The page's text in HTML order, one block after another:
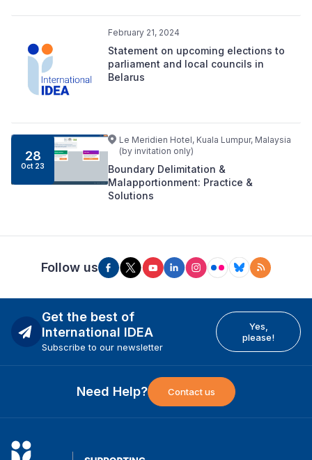
February 21, 2024
Statement on upcoming elections to
parliament and local councils in
Belarus
28
Oct 23
Le Meridien Hotel, Kuala Lumpur, Malaysia
(by invitation only)
Boundary Delimitation &
Malapportionment: Practice &
Solutions
Follow us
Get the best of
International IDEA
Subscribe to our newsletter
Yes,
please!
Need Help? Contact us